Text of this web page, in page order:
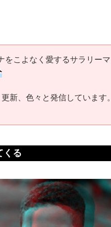
をこよなく愛するサラリー
新、色々と発信しています
くる